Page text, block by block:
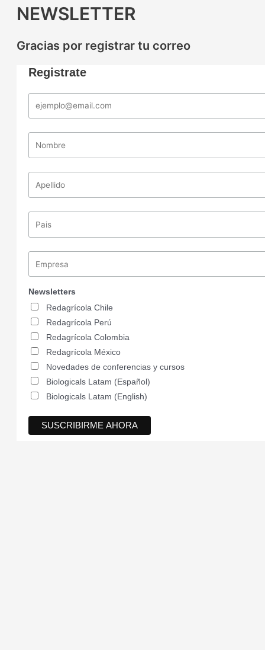
NEWSLETTER
Gracias por registrar tu correo
Registrate
Newsletters
Redagrícola Chile
Redagrícola Perú
Redagrícola Colombia
Redagrícola México
Novedades de conferencias y cursos
Biologicals Latam (Español)
Biologicals Latam (English)